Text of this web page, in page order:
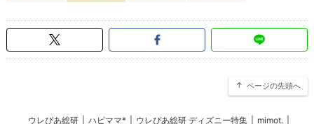
ページの先頭へ
ウレぴあ総研 ハピママ* ウレぴあ総研 ディズニー特集 mimot.